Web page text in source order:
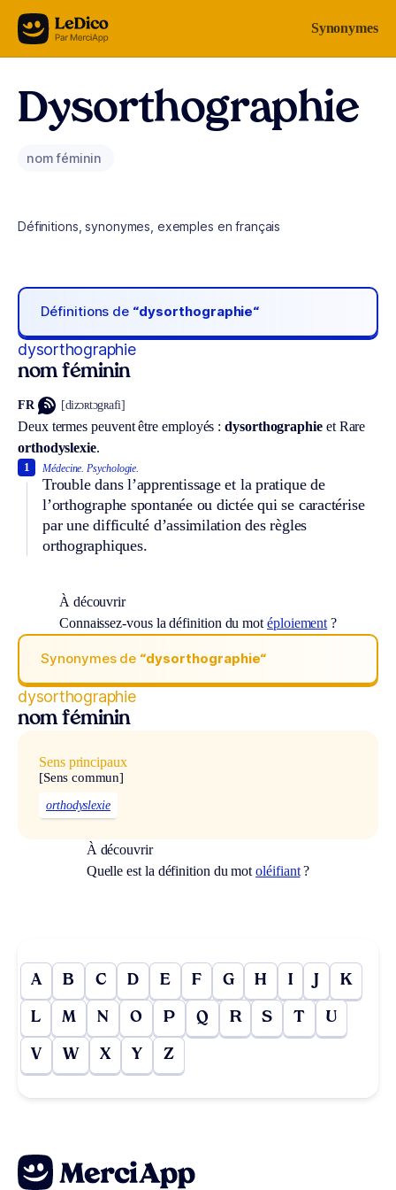
Aller au contenu Synonymes
Dysorthographie
nom féminin
Définitions, synonymes, exemples en français
Définitions de “dysorthographie“
dysorthographie
nom féminin
FR [dizɔʀtɔgʀafi]
Deux termes peuvent être employés :dysorthographieet Rare
orthodyslexie.
Médecine. Psychologie.
Trouble dans l’apprentissage et la pratique de
l’orthographe spontanée ou dictée qui se caractérise
par une difficulté d’assimilation des règles
orthographiques.
1
À découvrir
Connaissez-vous la définition du mot éploiement ?
Synonymes de “dysorthographie“
dysorthographie
nom féminin
Sens principaux
[Sens commun]
orthodyslexie
À découvrir
Quelle est la définition du motoléifiant?
A B C D E F G H I J K
L M N O P Q R S T U
V W X Y Z